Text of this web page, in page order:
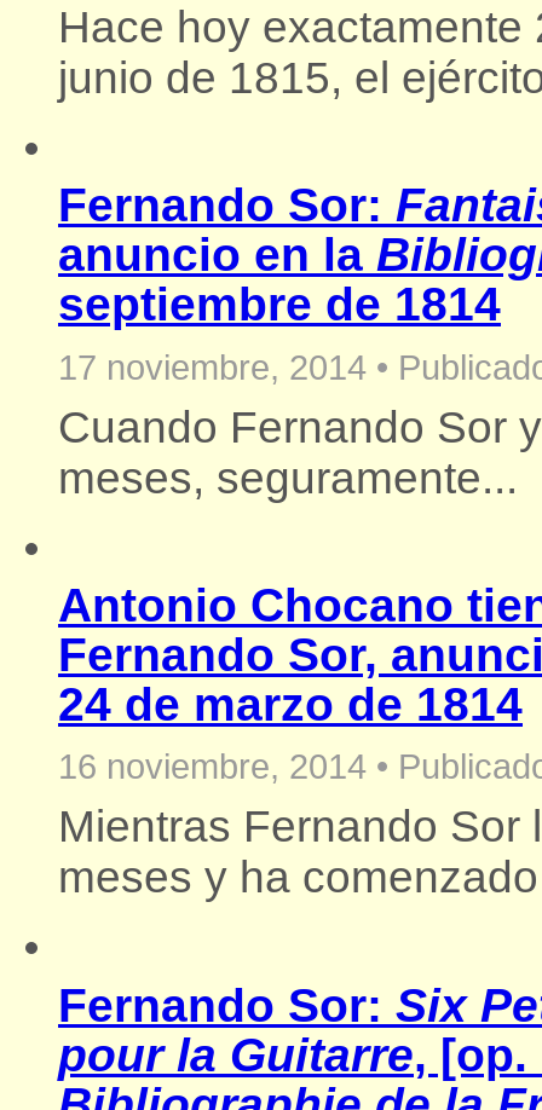
Hace hoy
junio de 1815, el
Fernando Sor:
anuncio en la
septiembre de 1814
17 noviembre, 2014 •
Cuando Fernando Sor
meses, seguramente...
Antonio Chocano
Fernando Sor,
24 de marzo de 1814
16 noviembre, 2014 •
Mientras Fernando
meses y ha
Fernando Sor: Six
pour la Guitarre, [op.